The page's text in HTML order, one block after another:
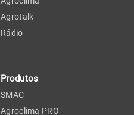
Agrotalk
Rádio
Produtos
SMAC
Agroclima PRO